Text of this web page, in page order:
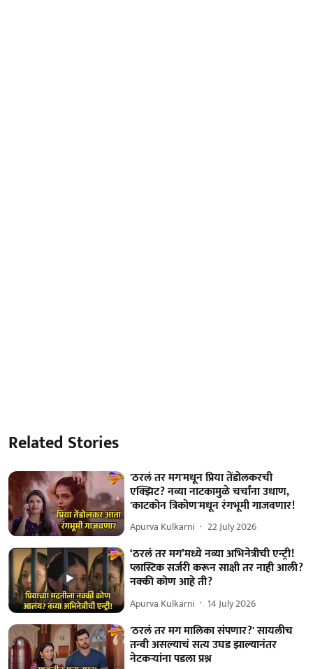
Related Stories
'ठरलं तर मग'मधून प्रिया तेंडोलकरची
एक्झिट? नव्या नाटकामुळे चर्चांना उधाण,
'काटकोन त्रिकोण'मधून रंगभूमी गाजवणार!
Apurva Kulkarni 22 July 2026
‘ठरलं तर मग’मध्ये नव्या अभिनेत्रीची एन्ट्री!
प्लास्टिक सर्जरी करून साक्षी तर नाही आली?
नक्की कोण आहे ती?
Apurva Kulkarni 14 July 2026
'ठरलं तर मग मालिका संपणार?' सायलीच
तन्वी असल्याचं सत्य उघड झाल्यानंतर
नेटकऱ्यांना पडला प्रश्न